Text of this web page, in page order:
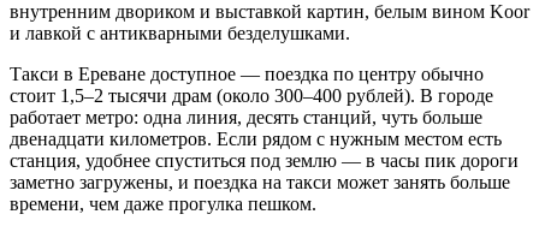
внутренним двориком и выставкой картин, белым вином Koor
и лавкой с антикварными безделушками.
Такси в Ереване доступное — поездка по центру обычно
стоит 1,5–2 тысячи драм (около 300–400 рублей). В городе
работает метро: одна линия, десять станций, чуть больше
двенадцати километров. Если рядом с нужным местом есть
станция, удобнее спуститься под землю — в часы пик дороги
заметно загружены, и поездка на такси может занять больше
времени, чем даже прогулка пешком.